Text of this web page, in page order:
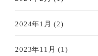
2024年1月 (2)
2023年11月 (1)